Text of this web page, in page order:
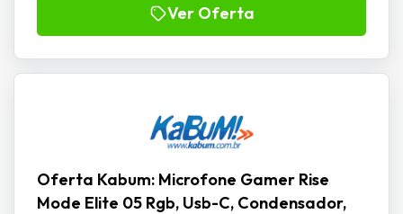
Ver Oferta
Oferta Kabum: Microfone Gamer Rise
Mode Elite 05 Rgb, Usb-C, Condensador,